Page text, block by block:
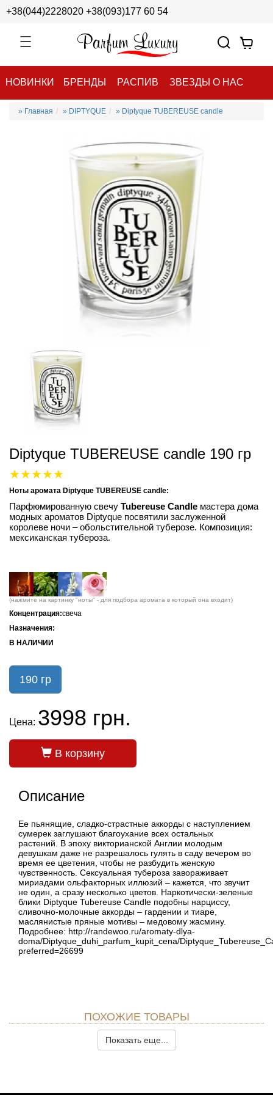
+38(044)2228020 +38(093)177 60 54
НОВИНКИ БРЕНДЫ РАСПИВ ЗВЕЗДЫ О НАС
» Главная » DIPTYQUE » Diptyque TUBEREUSE candle
Diptyque TUBEREUSE candle 190 гр
Ноты аромата Diptyque TUBEREUSE candle:
Парфюмированную свечу Tubereuse Candle мастера дома
модных ароматов Diptyque посвятили заслуженной
королеве ночи – обольстительной туберозе. Композиция:
мексиканская тубероза.
(нажмите на картинку "ноты" - для подбора аромата в который она входит)
Концентрация:свеча
Назначения:
В НАЛИЧИИ
190 гр
Цена: 3998 грн.
В корзину
Описание
Ее пьянящие, сладко-страстные аккорды с наступлением
сумерек заглушают благоухание всех остальных
растений. В эпоху викторианской Англии молодым
девушкам даже не разрешалось гулять в саду вечером во
время ее цветения, чтобы не разбудить женскую
чувственность. Сексуальная тубероза завораживает
мириадами ольфакторных иллюзий – кажется, что звучит
не один, а сразу несколько цветов. Наркотически-зеленые
блики Diptyque Tubereuse Candle подобны нарциссу,
сливочно-молочные аккорды – гардении и тиаре,
маслянистые пряные мотивы – медовому жасмину.
Подробнее: http://randewoo.ru/aromaty-dlya-
doma/Diptyque_duhi_parfum_kupit_cena/
preferred=26699
ПОХОЖИЕ ТОВАРЫ
Показать еще...